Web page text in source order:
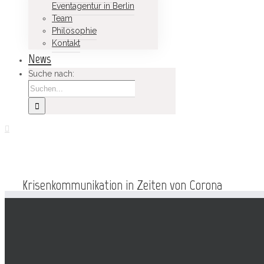
Eventagentur in Berlin
Team
Philosophie
Kontakt
News
Suche nach:
Krisenkommunikation in Zeiten von Corona